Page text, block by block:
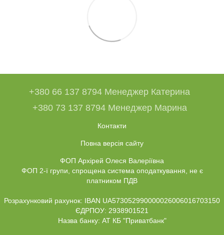
+380 66 137 8794 Менеджер Катерина
+380 73 137 8794 Менеджер Марина
Контакти
Повна версія сайту
ФОП Архірей Олеся Валеріївна
ФОП 2-ї групи, спрощена система оподаткування, не є
платником ПДВ
Розрахунковий рахунок: IBAN UA573052990000026006016703150
ЄДРПОУ: 2938901521
Назва банку: АТ КБ "Приватбанк"